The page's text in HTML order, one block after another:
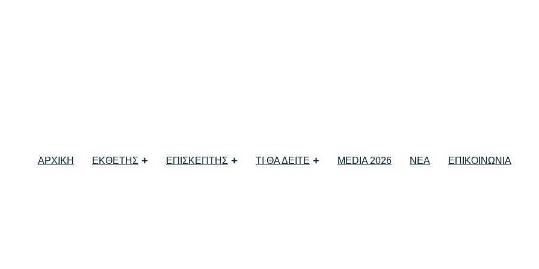
ΑΡΧΙΚΗ ΕΚΘΕΤΗΣ ΕΠΙΣΚΕΠΤΗΣ ΤΙ ΘΑ ΔΕΙΤΕ MEDIA 2026 ΝΕΑ ΕΠΙΚΟΙΝΩΝΙΑ